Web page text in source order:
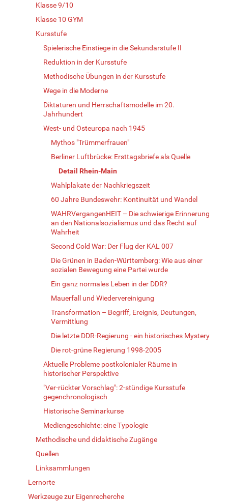
Klasse 9/10
Klasse 10 GYM
Kursstufe
Spielerische Einstiege in die Sekundarstufe II
Reduktion in der Kursstufe
Methodische Übungen in der Kursstufe
Wege in die Moderne
Diktaturen und Herrschaftsmodelle im 20.
Jahrhundert
West- und Osteuropa nach 1945
Mythos "Trümmerfrauen"
Berliner Luftbrücke: Ersttagsbriefe als Quelle
Detail Rhein-Main
Wahlplakate der Nachkriegszeit
60 Jahre Bundeswehr: Kontinuität und Wandel
WAHRVergangenHEIT – Die schwierige Erinnerung
an den Nationalsozialismus und das Recht auf
Wahrheit
Second Cold War: Der Flug der KAL 007
Die Grünen in Baden-Württemberg: Wie aus einer
sozialen Bewegung eine Partei wurde
Ein ganz normales Leben in der DDR?
Mauerfall und Wiedervereinigung
Transformation – Begriff, Ereignis, Deutungen,
Vermittlung
Die letzte DDR-Regierung - ein historisches Mystery
Die rot-grüne Regierung 1998-2005
Aktuelle Probleme postkolonialer Räume in
historischer Perspektive
"Ver-rückter Vorschlag": 2-stündige Kursstufe
gegenchronologisch
Historische Seminarkurse
Mediengeschichte: eine Typologie
Methodische und didaktische Zugänge
Quellen
Linksammlungen
Lernorte
Werkzeuge zur Eigenrecherche